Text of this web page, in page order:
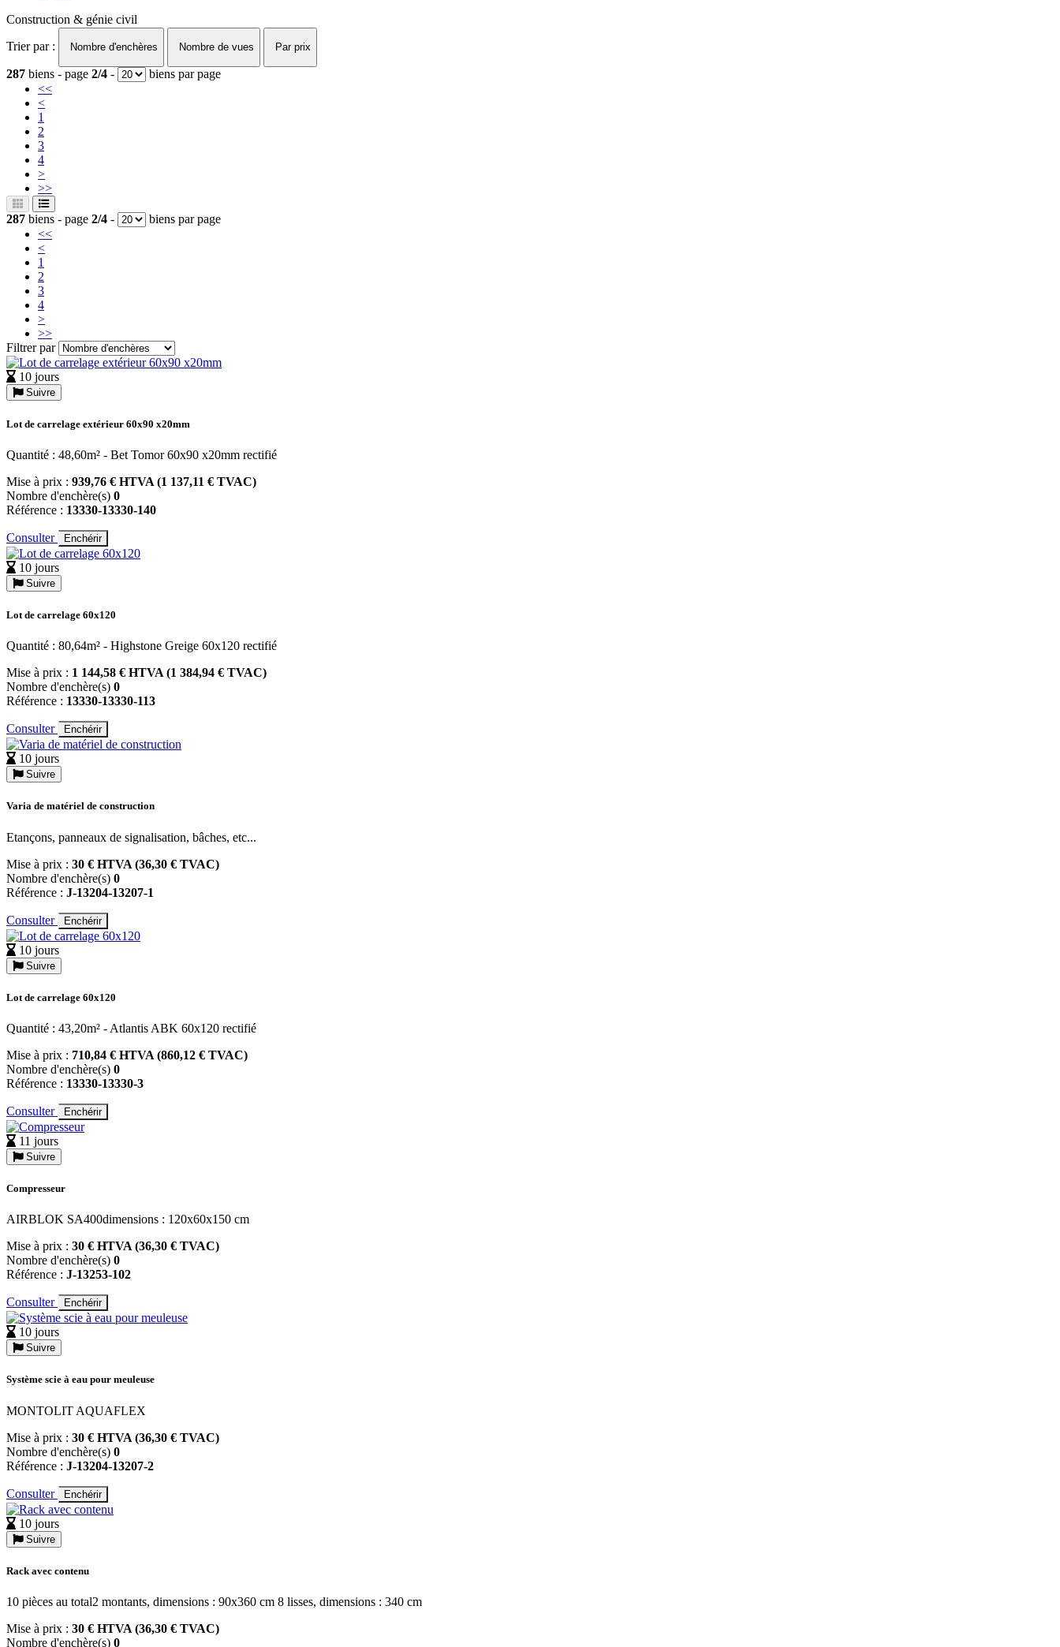
Construction & génie civil
Trier par :
Nombre d'enchères Nombre de vues Par prix
287 biens - page 2/4 -
biens par page
<<
<
1
2
3
4
>
>>
287 biens - page 2/4 -
biens par page
<<
<
1
2
3
4
>
>>
Filtrer par
10 jours
Suivre
Lot de carrelage extérieur 60x90 x20mm
Quantité : 48,60m² - Bet Tomor 60x90 x20mm rectifié
Mise à prix : 939,76 € HTVA (1 137,11 € TVAC)
Nombre d'enchère(s) 0
Référence : 13330-13330-140
Consulter Enchérir
10 jours
Suivre
Lot de carrelage 60x120
Quantité : 80,64m² - Highstone Greige 60x120 rectifié
Mise à prix : 1 144,58 € HTVA (1 384,94 € TVAC)
Nombre d'enchère(s) 0
Référence : 13330-13330-113
Consulter Enchérir
10 jours
Suivre
Varia de matériel de construction
Etançons, panneaux de signalisation, bâches, etc...
Mise à prix : 30 € HTVA (36,30 € TVAC)
Nombre d'enchère(s) 0
Référence : J-13204-13207-1
Consulter Enchérir
10 jours
Suivre
Lot de carrelage 60x120
Quantité : 43,20m² - Atlantis ABK 60x120 rectifié
Mise à prix : 710,84 € HTVA (860,12 € TVAC)
Nombre d'enchère(s) 0
Référence : 13330-13330-3
Consulter Enchérir
11 jours
Suivre
Compresseur
AIRBLOK SA400dimensions : 120x60x150 cm
Mise à prix : 30 € HTVA (36,30 € TVAC)
Nombre d'enchère(s) 0
Référence : J-13253-102
Consulter Enchérir
10 jours
Suivre
Système scie à eau pour meuleuse
MONTOLIT AQUAFLEX
Mise à prix : 30 € HTVA (36,30 € TVAC)
Nombre d'enchère(s) 0
Référence : J-13204-13207-2
Consulter Enchérir
10 jours
Suivre
Rack avec contenu
10 pièces au total2 montants, dimensions : 90x360 cm 8 lisses, dimensions : 340 cm
Mise à prix : 30 € HTVA (36,30 € TVAC)
Nombre d'enchère(s) 0